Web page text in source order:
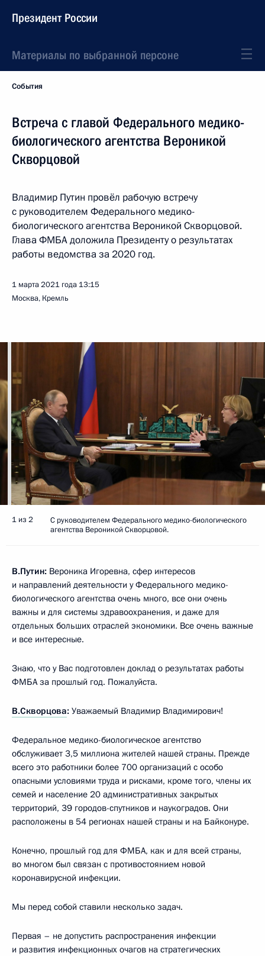
Президент России
Материалы по выбранной персоне
События
Встреча с главой Федерального медико-
биологического агентства Вероникой
Скворцовой
Владимир Путин провёл рабочую встречу
с руководителем Федерального медико-
биологического агентства Вероникой Скворцовой.
Глава ФМБА доложила Президенту о результатах
работы ведомства за 2020 год.
1 марта 2021 года 13:15
Москва, Кремль
1 из 2
С руководителем Федерального медико-биологического
агентства Вероникой Скворцовой.
В.Путин: Вероника Игоревна, сфер интересов
и направлений деятельности у Федерального медико-
биологического агентства очень много, все они очень
важны и для системы здравоохранения, и даже для
отдельных больших отраслей экономики. Все очень важные
и все интересные.
Знаю, что у Вас подготовлен доклад о результатах работы
ФМБА за прошлый год. Пожалуйста.
В.Скворцова: Уважаемый Владимир Владимирович!
Федеральное медико-биологическое агентство
обслуживает 3,5 миллиона жителей нашей страны. Прежде
всего это работники более 700 организаций с особо
опасными условиями труда и рисками, кроме того, члены их
семей и население 20 административных закрытых
территорий, 39 городов-спутников и наукоградов. Они
расположены в 54 регионах нашей страны и на Байконуре.
Конечно, прошлый год для ФМБА, как и для всей страны,
во многом был связан с противостоянием новой
коронавирусной инфекции.
Мы перед собой ставили несколько задач.
Первая – не допустить распространения инфекции
и развития инфекционных очагов на стратегических